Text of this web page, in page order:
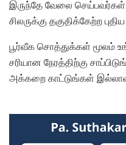
இருந்தே வேலை
சிலருக்கு தகுதிக்கேற்ற
பூர்வீக சொத்துக்கள் மூலம்
சரியான நேரத்திற்கு
அக்கறை காட்டுங்கள்